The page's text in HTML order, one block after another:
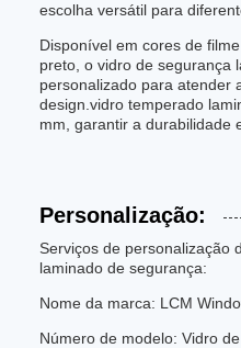
escolha versátil para
Disponível em cores de
preto, o vidro de segurança
personalizado para atender
design.vidro temperado
mm, garantir a durabilidade
Personalização:
Serviços de personalização
laminado de segurança:
Nome da marca: LCM
Número de modelo: Vidro